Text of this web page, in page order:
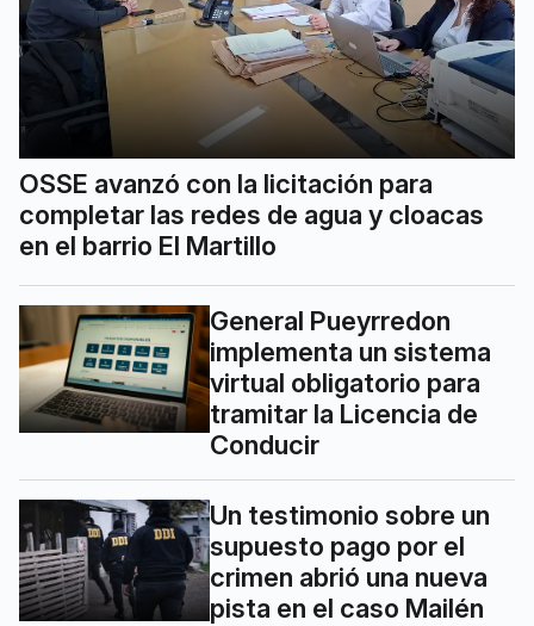
OSSE avanzó con la licitación para
completar las redes de agua y cloacas
en el barrio El Martillo
General Pueyrredon
implementa un sistema
virtual obligatorio para
tramitar la Licencia de
Conducir
Un testimonio sobre un
supuesto pago por el
crimen abrió una nueva
pista en el caso Mailén